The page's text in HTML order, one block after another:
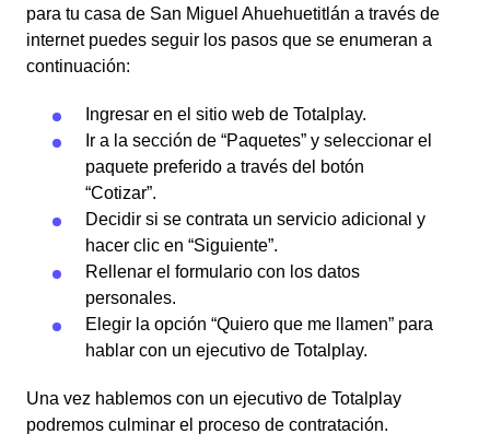
para tu casa de San Miguel Ahuehuetitlán a través de
internet puedes seguir los pasos que se enumeran a
continuación:
Ingresar en el sitio web de Totalplay.
Ir a la sección de “Paquetes” y seleccionar el
paquete preferido a través del botón
“Cotizar”.
Decidir si se contrata un servicio adicional y
hacer clic en “Siguiente”.
Rellenar el formulario con los datos
personales.
Elegir la opción “Quiero que me llamen” para
hablar con un ejecutivo de Totalplay.
Una vez hablemos con un ejecutivo de Totalplay
podremos culminar el proceso de contratación.